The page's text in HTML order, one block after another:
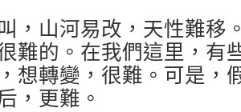
，山河易改，天性難移
難的。在我們這里，有
想轉變，很難。可是，
，更難。